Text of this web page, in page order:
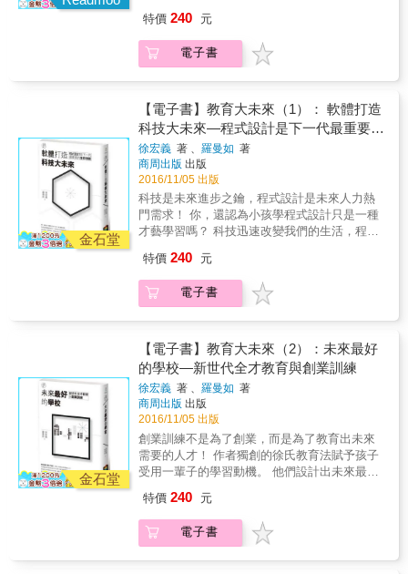
★採行「正向教養」精神的教師，將學習到：
．創造一個加強學習的課堂氣氛 ．使用鼓勵，
而不是讚美和獎勵引導學生 ．了解學生行為背
後的動機 ．藉由班級會議，灌輸學生寶貴的社
多半比懲罰來得有效 ★「正向教養」教室，
培養出兼具社交和情感技能的學生： ．我是個
有能力的人 ．我能自律和自我控制 ．我可以和
他人一起合作 ．我理解自己的行為如何影響他
人 ．我能藉由日常實踐發展出智慧和判斷技巧
．我以有意義的方式做出貢獻 ．我靠自己的能
力做出選擇，積極影響自己和周遭的一切事務
正向教養的教室給學生許多時間練習，讓他們
透過對話、分享、傾聽、同理、合作、協商和
解決衝突來培養社交技能。採用經時間證明的
正向教養法，你不需要控制學生的行為，而能
專注於教學；你不需要吸引學生的注意力，因
為他們自己就會積極主動且樂於參與！ 本書特
色 ★「正向教養」系列叢書共出版22冊，以16
簡．尼爾森為阿德勒學派教養權威、美國風行
40年的「正向教養」創始人。 ★延續「正向教
養」扎實的教育學術理論根基，針對改善學生
「問題行為」、培養主動解決問題能力、進行
啟發式提問、舉行班級會議技巧&hellip;&hellip;
等各種議題深度探討，提供各階段教師具體的
引導。 ★全書分享來自世界各地教師實際應用
「正向教養」理論的案例。 ★本書自1993年出
版至今逾25年，中文版為修訂四版，提供教師
們順應時代變化的教學工具，內容與時俱進，
向教養協會認證導師及講師──姚以婷專文導
讀、審訂。
（Respectful）、合理（Reasonable）、有幫
態。 ．「選擇輪」幫助孩子解決問題：「選擇
輪」上的每一個區塊，都代表孩子可以學習和
運用的問題解決技巧，老師不須單獨承擔解決
停」區域：孩子心煩或發生衝突時，提供一個
沉澱情緒、冷靜思考解決方法的空間。 ．出現
霸凌問題時，進行名叫「查理」的活動：幫助
學生了解不友善的行為和言語可能產生的結
果，並提供三種關於霸凌的錯誤認知，同時告
訴大人應該怎麼做。 ◎打造一個互助合作的
「正向教養」教室 積極受過「正向教養」洗禮
的教師，在課堂上備受學生尊重，而能教導出
★採行「正向教養」精神的教師，將學習到：
．創造一個加強學習的課堂氣氛 ．使用鼓勵，
而不是讚美和獎勵引導學生 ．了解學生行為背
後的動機 ．藉由班級會議，灌輸學生寶貴的社
多半比懲罰來得有效 ★「正向教養」教室，
培養出兼具社交和情感技能的學生： ．我是個
有能力的人 ．我能自律和自我控制 ．我可以和
他人一起合作 ．我理解自己的行為如何影響他
人 ．我能藉由日常實踐發展出智慧和判斷技巧
．我以有意義的方式做出貢獻 ．我靠自己的能
力做出選擇，積極影響自己和周遭的一切事務
正向教養的教室給學生許多時間練習，讓他們
透過對話、分享、傾聽、同理、合作、協商和
解決衝突來培養社交技能。採用經時間證明的
正向教養法，你不需要控制學生的行為，而能
專注於教學；你不需要吸引學生的注意力，因
為他們自己就會積極主動且樂於參與！ 本書特
色 ★「正向教養」系列叢書共出版22冊，以16
到小孩子如何由同儕合作，透過同儕學習的機
的學習更深入。 接下來，討論大腦和行為的相
關性，深入探討如何讓小孩具備自我動機，他
能自己驅動自己，追求他的熱情，是父母夢寐
以求的事。但是許多父母的行為其實是反大腦
學習，是撲滅學習動機的作法。作者在這一部
提及何謂內在動機（Intrinsic Motivation）和外
在動機（Extrinsic Motivation），以及如何培
養孩子的學習動機。 另外，作者並探討了「習
慣」（Habit），因為想要改變什麼壞習慣，如
果不知道大腦是怎麼運作的，習慣在大腦內是
怎麼形成的，就根本無法改變習慣。如果了解
大腦怎麼看待習慣，就會知道如何對付壞習
慣，永遠的去除惡習。這裡便提出父母可以怎
樣幫助孩子去除某些壞習慣。 接著，作者談到
電腦，並回答了三個父母最關心與最常問到的
問題：一、要不要買電腦給小孩？二、用電腦
做法分享。 最後，作者提出一些非常重要但父
母師長經常誤解的事：成長理論中的失敗，以
及如何看待失敗；電玩遊戲不是洪水猛獸，以
及好的電玩遊戲其實可以幫助孩子學習；還
有，為什麼學業成績不怎麼樣的學生反而會是
推動未來世界的舵手，作者舉了許許多多各行
業成功人士的實例，解釋為什麼他們能反敗為
勝。 作者總結道：如果能花時間在專業的學習
上，或把語言念好（不是考試，而是真能運
用），或追求某一種嗜好，人生不但更有趣，
始由美國的矽谷熱鬧起來，幾乎在同時，美國
他們的MOOC。一時之間，風起雲湧，激起了
整個美國，後來遍及全世界，大家在網上學習
的風氣。 第二章則討論教育科技（Edtech）的
MOOC，乃至於整個教育科技的未來。他們認
為MOOC並未消褪或死亡，是還在進展，也還
在變化中，未來和其他如Virtual Reality（虛擬
實境）或Augmented Reality（擴增實境）等其
他教育科技結合，並提到正夯的VR及AR會如何
影響未來的教育。 第二部分提出一套作者夫妻
幾十年研究、實驗出來的教學法，叫做「徐氏
教育法」（Hsu Method），這套和所有現行的
前，我們自己的小孩出生後開始用在他們身
上，並且成果卓著。 他們在書中無私分享他們
教導徐家三兄弟的經驗，以及後來根據這個經
驗設計的一個理想的國際中小學：EDUx學校
（EDUx School）為代稱。作者提出「徐氏教
育法」的十項支柱（Tenets），這十項支柱提
供了徐氏教育法的基礎，說明了徐氏教育法究
竟是什麼，以及他們認為未來的小孩應該學些
什麼。同時，作者也解析EDUx學校的教育哲
學，暢言他們的教學實務理論基礎，並闡述了
EDUx學校所要培養的人才，需要具備何種人格
特質。 接下來，在第三部，也是本書除了徐氏
教育法之外的另一個重點：為什麼要創業、創
業訓練有什麼好處？作者在此提出了二十五點
創業可以帶給讀者的好處，並在解釋的過程
裏，提出許多例子說明，不僅可以了解創業是
怎麼回事，這些創業者的奮鬥也能激勵讀者。
創業訓練的主要好處有：創業訓練給你超強工
需求！軟體正在吃下全世界，科技未來世界就
在眼前。但讓硬體運轉的是軟體，所以創客訓
練和學習程式設計正蔚為風潮，也是科技社會
羅曼如長年關心教育與科技發展，因而成立了
EDUx基金會，提倡以數位科技和新的學習方
式，希望能改變下一代的學習方式。 在本書第
一部中，他們先以各種生活中的例子，如
Drone（無人機）、Amazon、Facebook、
Spotify、Airbnb、Twitter&hellip;&hellip;說明軟
體在各種領域，如零售、娛樂、音樂、電玩遊
戲、電影、汽車、醫療、教育&hellip;&hellip;等
有何等威力，分析為何科技是我們的未來；接
著，他們介紹了未來學家眼中的未來面貌，這
有可能發生的事；第三章則以各種已經可見的
例子，如穿戴式科技、3D印表機、人工智慧律
師、機器人助教&hellip;&hellip;等，來說明未來
科技影響的例子。 第二部的重點在目前頗為風
行的Hour of Code（一小時學電腦程式設
計），作者先說明Hour of Code的發展簡史、
目前在全球的發展趨勢，還有EDUx基金會如何
在台灣推廣Hour of Code，並提供了Hour of
Code的各種學習資源，讓有心人可以嘗試與學
習，而且學習程式設計從來不嫌早，四、五歲
可以開始，也從不嫌晚，九十幾歲也都還來得
台灣也即將成為教育政策之重點。 那麼，一小
時學電腦程式設計之後呢？作者接著說明為什
麼小孩應該要學程式語言設計？他們列舉出十
一大項理由，簡單歸納後就是：學習程式語言
設計是一種思考訓練，可以學會程式設計的人
特價 240 元
電子書
金石堂
【電子書】教育大未來（1）： 軟體打造
科技大未來—程式設計是下一代最重要的
生存技能
徐宏義 著 、羅曼如 著
商周出版 出版
2016/11/05 出版
科技是未來進步之鑰，程式設計是未來人力熱
門需求！ 你，還認為小孩學程式設計只是一種
才藝學習嗎？ 科技迅速改變我們的生活，程式
需求！軟體正在吃下全世界，科技未來世界就
在眼前。但讓硬體運轉的是軟體，所以創客訓
練和學習程式設計正蔚為風潮，也是科技社會
羅曼如長年關心教育與科技發展，因而成立了
EDUx基金會，提倡以數位科技和新的學習方
式，希望能改變下一代的學習方式。 在本書第
一部中，他們先以各種生活中的例子，如
Drone（無人機）、Amazon、Facebook、
Spotify、Airbnb、Twitter&hellip;&hellip;說明軟
體在各種領域，如零售、娛樂、音樂、電玩遊
戲、電影、汽車、醫療、教育&hellip;&hellip;等
有何等威力，分析為何科技是我們的未來；接
著，他們介紹了未來學家眼中的未來面貌，這
有可能發生的事；第三章則以各種已經可見的
例子，如穿戴式科技、3D印表機、人工智慧律
師、機器人助教&hellip;&hellip;等，來說明未來
特價 240 元
電子書
金石堂
【電子書】教育大未來（2）：未來最好
的學校—新世代全才教育與創業訓練
徐宏義 著 、羅曼如 著
商周出版 出版
2016/11/05 出版
創業訓練不是為了創業，而是為了教育出未來
需要的人才！ 作者獨創的徐氏教育法賦予孩子
受用一輩子的學習動機。 他們設計出未來最好
他們的課程提倡讓孩子嘗試創業，因為創業就
是一種人格與能力的全才教育。 讓他們得以從
創業訓練的過程中學習人生必備的技巧與能
特價 240 元
電子書